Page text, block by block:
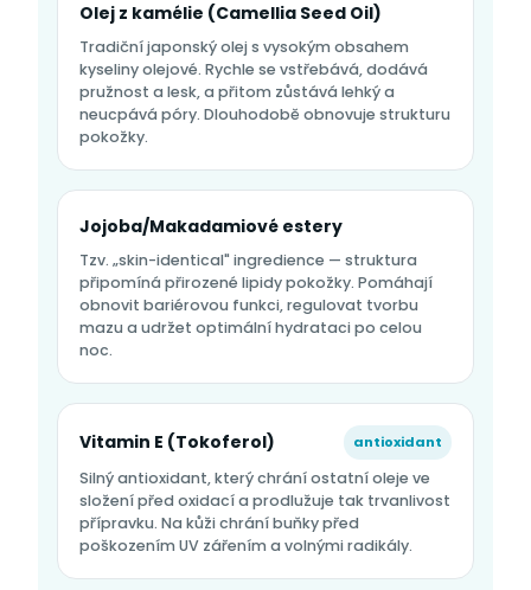
Olej z kamélie (Camellia Seed Oil)
Tradiční japonský olej s vysokým obsahem
kyseliny olejové. Rychle se vstřebává, dodává
pružnost a lesk, a přitom zůstává lehký a
neucpává póry. Dlouhodobě obnovuje strukturu
pokožky.
Jojoba/Makadamiové estery
Tzv. „skin-identical" ingredience — struktura
připomíná přirozené lipidy pokožky. Pomáhají
obnovit bariérovou funkci, regulovat tvorbu
mazu a udržet optimální hydrataci po celou
noc.
Vitamin E (Tokoferol) antioxidant
Silný antioxidant, který chrání ostatní oleje ve
složení před oxidací a prodlužuje tak trvanlivost
přípravku. Na kůži chrání buňky před
poškozením UV zářením a volnými radikály.